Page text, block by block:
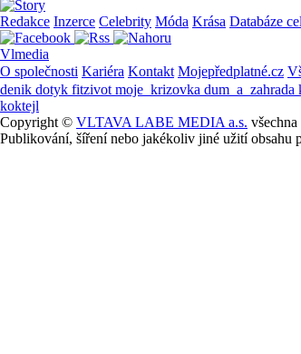
Redakce Inzerce Celebrity Móda Krása Databáze
Vlmedia
O společnosti Kariéra Kontakt Mojepředplatné.cz
denik dotyk fitzivot moje_krizovka dum_a_zahrada
koktejl
Copyright © VLTAVA LABE MEDIA a.s.
Publikování, šíření nebo jakékoliv jiné užití obsahu